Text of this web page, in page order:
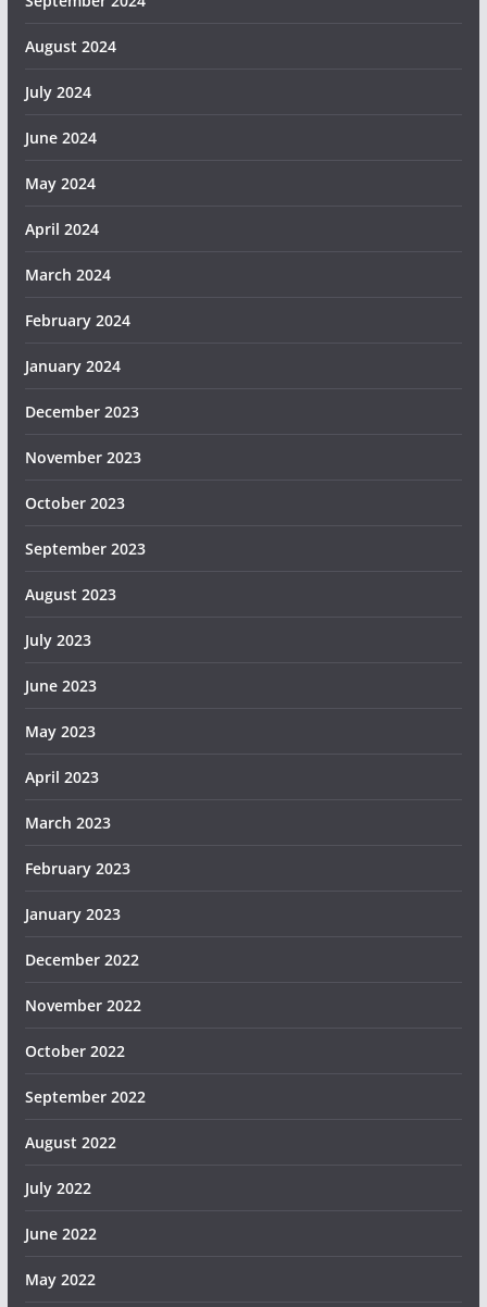
August 2024
July 2024
June 2024
May 2024
April 2024
March 2024
February 2024
January 2024
December 2023
November 2023
October 2023
September 2023
August 2023
July 2023
June 2023
May 2023
April 2023
March 2023
February 2023
January 2023
December 2022
November 2022
October 2022
September 2022
August 2022
July 2022
June 2022
May 2022